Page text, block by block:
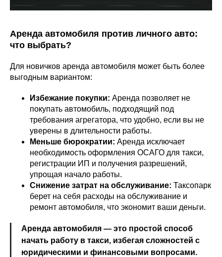
Аренда автомобиля против личного авто:
что выбрать?
Для новичков аренда автомобиля может быть более
выгодным вариантом:
Избежание покупки: Аренда позволяет не
покупать автомобиль, подходящий под
требования агрегатора, что удобно, если вы не
уверены в длительности работы.
Меньше бюрократии: Аренда исключает
необходимость оформления ОСАГО для такси,
регистрации ИП и получения разрешений,
упрощая начало работы.
Снижение затрат на обслуживание: Таксопарк
берет на себя расходы на обслуживание и
ремонт автомобиля, что экономит ваши деньги.
Аренда автомобиля — это простой способ
начать работу в такси, избегая сложностей с
юридическими и финансовыми вопросами.